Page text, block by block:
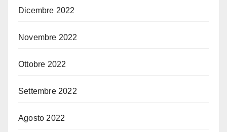
Dicembre 2022
Novembre 2022
Ottobre 2022
Settembre 2022
Agosto 2022